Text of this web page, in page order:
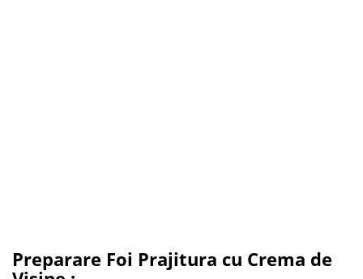
Preparare Foi Prajitura cu Crema de